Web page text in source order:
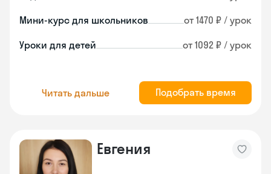
Мини-курс для школьников от 1470 ₽ / урок
Уроки для детей от 1092 ₽ / урок
Читать дальше Подобрать время
Евгения